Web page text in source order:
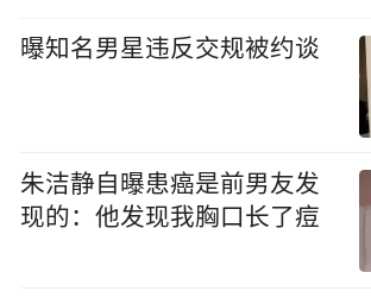
曝知名男星违反交规被约谈
朱洁静自曝患癌是前男友发
现的：他发现我胸口长了痘